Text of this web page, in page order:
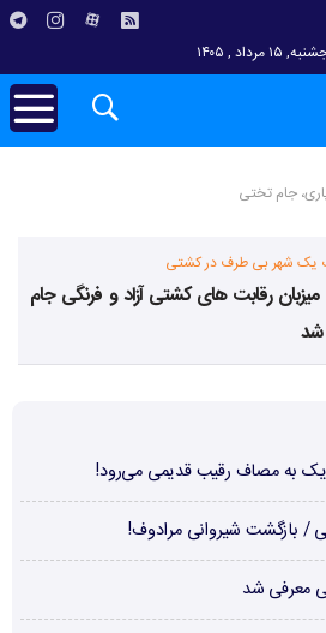
۱۵ مرداد , ۱۴۰۵
جام تختی
یک شهر بی طرف در کشتی
میزبان رقابت های کشتی آزاد و فرنگی جام
شد
به مصاف رقیب قدیمی می‌رود!
/ بازگشت شیروانی مرادوف!
معرفی شد